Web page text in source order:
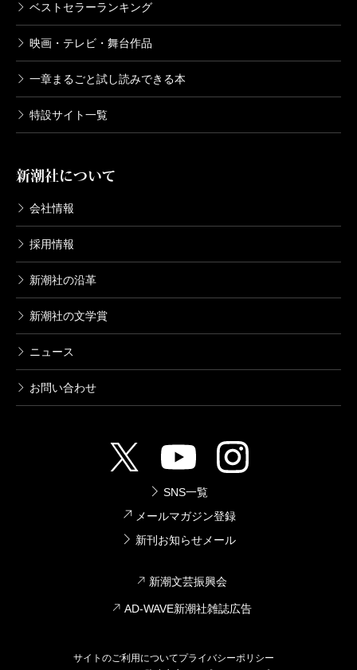
ベストセラーランキング
映画・テレビ・舞台作品
一章まるごと試し読みできる本
特設サイト一覧
新潮社について
会社情報
採用情報
新潮社の沿革
新潮社の文学賞
ニュース
お問い合わせ
SNS一覧
メールマガジン登録
新刊お知らせメール
新潮文芸振興会
AD-WAVE新潮社雑誌広告
サイトのご利用についてプライバシーポリシー